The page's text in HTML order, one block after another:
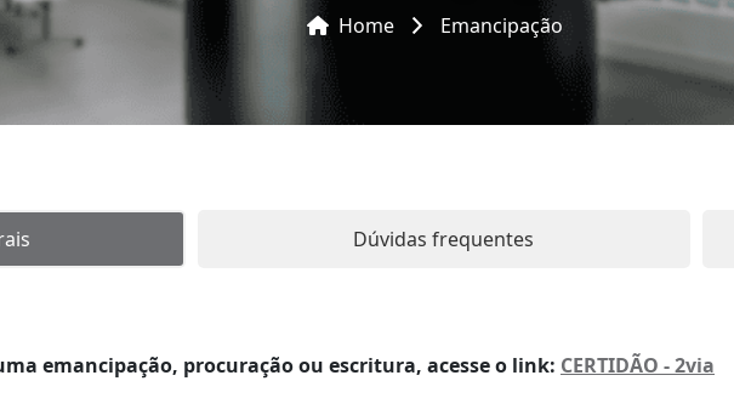
Home emancipação
Dúvidas frequentes
emancipação, procuração ou escritura, acesse o link: CERTIDÃO - 2via